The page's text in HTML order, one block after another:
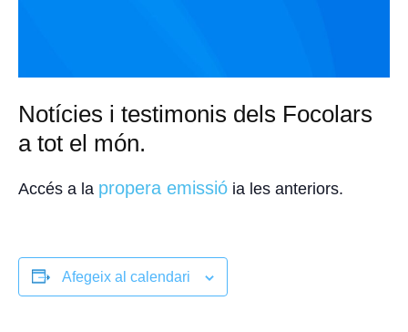
Notícies i testimonis dels Focolars
a tot el món.
Accés a la propera emissió ia les anteriors.
Afegeix al calendari